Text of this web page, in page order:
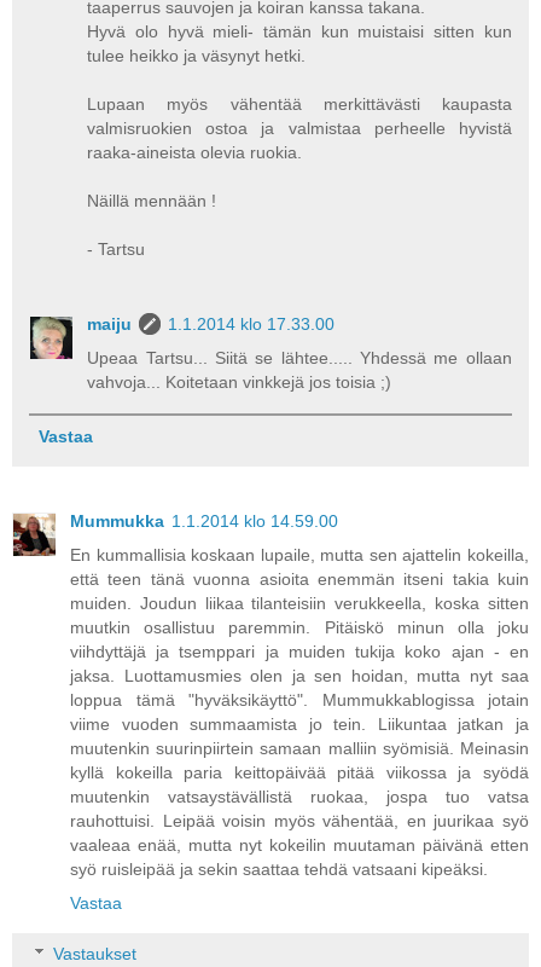
taaperrus sauvojen ja koiran kanssa takana.
Hyvä olo hyvä mieli- tämän kun muistaisi sitten kun
tulee heikko ja väsynyt hetki.
Lupaan myös vähentää merkittävästi kaupasta
valmisruokien ostoa ja valmistaa perheelle hyvistä
raaka-aineista olevia ruokia.
Näillä mennään !
- Tartsu
maiju
1.1.2014 klo 17.33.00
Upeaa Tartsu... Siitä se lähtee..... Yhdessä me ollaan
vahvoja... Koitetaan vinkkejä jos toisia ;)
Vastaa
Mummukka 1.1.2014 klo 14.59.00
En kummallisia koskaan lupaile, mutta sen ajattelin kokeilla,
että teen tänä vuonna asioita enemmän itseni takia kuin
muiden. Joudun liikaa tilanteisiin verukkeella, koska sitten
muutkin osallistuu paremmin. Pitäiskö minun olla joku
viihdyttäjä ja tsemppari ja muiden tukija koko ajan - en
jaksa. Luottamusmies olen ja sen hoidan, mutta nyt saa
loppua tämä "hyväksikäyttö". Mummukkablogissa jotain
viime vuoden summaamista jo tein. Liikuntaa jatkan ja
muutenkin suurinpiirtein samaan malliin syömisiä. Meinasin
kyllä kokeilla paria keittopäivää pitää viikossa ja syödä
muutenkin vatsaystävällistä ruokaa, jospa tuo vatsa
rauhottuisi. Leipää voisin myös vähentää, en juurikaa syö
vaaleaa enää, mutta nyt kokeilin muutaman päivänä etten
syö ruisleipää ja sekin saattaa tehdä vatsaani kipeäksi.
Vastaa
Vastaukset